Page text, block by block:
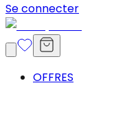
Se connecter
OFFRES